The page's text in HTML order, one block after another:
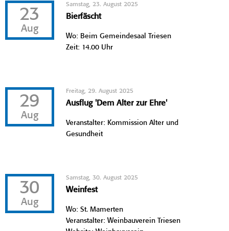
23
Aug
Samstag, 23. August 2025
Bierfäscht
Wo: Beim Gemeindesaal Triesen
Zeit: 14.00 Uhr
29
Aug
Freitag, 29. August 2025
Ausflug 'Dem Alter zur Ehre'
Veranstalter: Kommission Alter und
Gesundheit
30
Aug
Samstag, 30. August 2025
Weinfest
Wo: St. Mamerten
Veranstalter: Weinbauverein Triesen